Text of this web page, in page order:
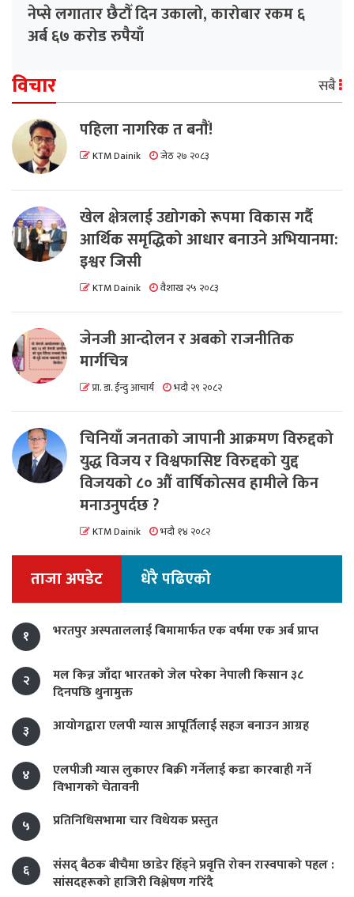
नेप्से लगातार छैटौँ दिन उकालो, कारोबार रकम ६
अर्ब ६७ करोड रुपैयाँ
विचार सबै
पहिला नागरिक त बनाैं!
KTM Dainik जेठ २७ २०८३
खेल क्षेत्रलाई उद्योगको रूपमा विकास गर्दै
आर्थिक समृद्धिको आधार बनाउने अभियानमा:
इश्वर जिसी
KTM Dainik वैशाख २५ २०८३
जेनजी आन्दोलन र अबको राजनीतिक
मार्गचित्र
प्रा. डा. ईन्दु आचार्य भदौ २९ २०८२
चिनियाँ जनताको जापानी आक्रमण विरुद्दको
युद्ध विजय र विश्वफासिष्ट विरुद्दको युद्द
विजयको ८० औं वार्षिकोत्सव हामीले किन
मनाउनुपर्दछ ?
KTM Dainik भदौ १४ २०८२
ताजा अपडेट धेरै पढिएको
१ भरतपुर अस्पताललाई बिमामार्फत एक वर्षमा एक अर्ब प्राप्त
२
मल किन्न जाँदा भारतको जेल परेका नेपाली किसान ३८
दिनपछि थुनामुक्त
३
आयोगद्वारा एलपी ग्यास आपूर्तिलाई सहज बनाउन आग्रह
४
एलपीजी ग्यास लुकाएर बिक्री गर्नेलाई कडा कारबाही गर्ने
विभागको चेतावनी
५
प्रतिनिधिसभामा चार विधेयक प्रस्तुत
६
संसद् बैठक बीचैमा छाडेर हिँड्ने प्रवृत्ति रोक्न रास्वपाको पहल :
सांसदहरूको हाजिरी विश्लेषण गरिँदै